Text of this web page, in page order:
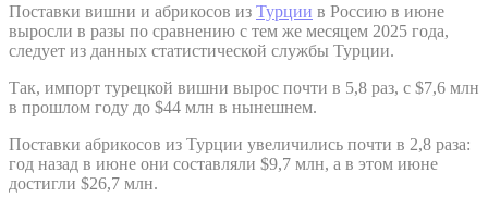
Поставки вишни и абрикосов из Турции в Россию в июне
выросли в разы по сравнению с тем же месяцем 2025 года,
следует из данных статистической службы Турции.
Так, импорт турецкой вишни вырос почти в 5,8 раз, с $7,6 млн
в прошлом году до $44 млн в нынешнем.
Поставки абрикосов из Турции увеличились почти в 2,8 раза:
год назад в июне они составляли $9,7 млн, а в этом июне
достигли $26,7 млн.